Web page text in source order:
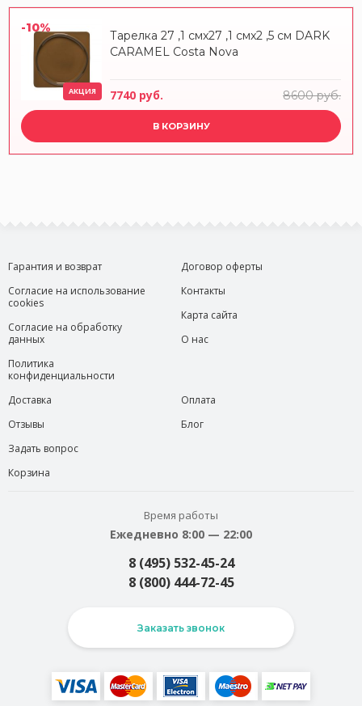
-10%
АКЦИЯ
Тарелка 27 ,1 смx27 ,1 смx2 ,5 см DARK
CARAMEL Costa Nova
7740 руб. 8600 руб.
В КОРЗИНУ
Гарантия и возврат
Согласие на использование
cookies
Согласие на обработку
данных
Политика
конфиденциальности
Договор оферты
Контакты
Карта сайта
О нас
Доставка
Отзывы
Задать вопрос
Корзина
Оплата
Блог
Время работы
Ежедневно 8:00 — 22:00
8 (495) 532-45-24
8 (800) 444-72-45
Заказать звонок